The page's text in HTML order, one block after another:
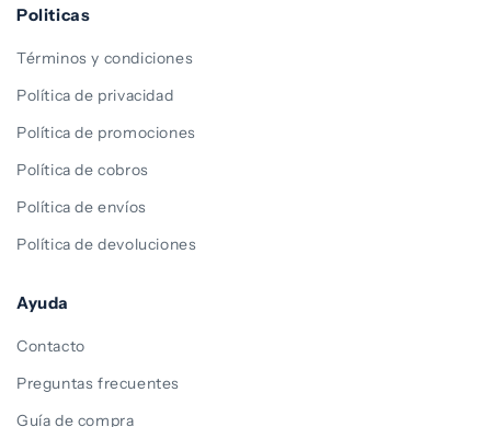
Politicas
Términos y condiciones
Política de privacidad
Política de promociones
Política de cobros
Política de envíos
Política de devoluciones
Ayuda
Contacto
Preguntas frecuentes
Guía de compra